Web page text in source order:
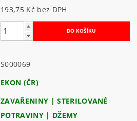
193,75 Kč bez DPH
S000069
EKON (ČR)
ZAVAŘENINY | STERILOVANÉ
POTRAVINY | DŽEMY